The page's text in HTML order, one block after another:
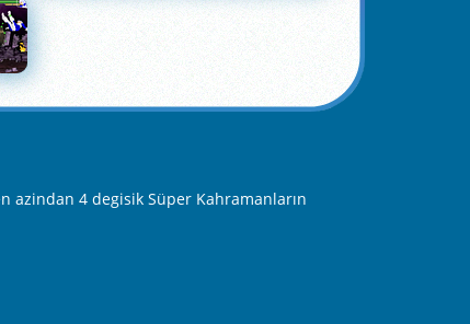
azindan 4 degisik Süper Kahramanların